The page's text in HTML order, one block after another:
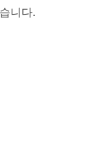
니다.